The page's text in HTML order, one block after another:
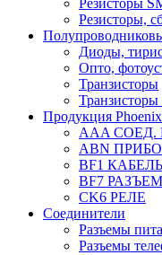
Резисторы
Резисторы,
Диоды,
Опто,
Транзисторы
Транзисторы
Продукция
AAA
ABN
BF1
BF7
CK6 РЕЛЕ
Соединители
Разъемы
Разъемы